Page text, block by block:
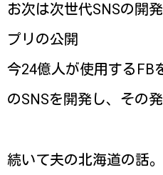
お次は次世代SNSの開
プリの公開
今24億人が使用するFB
のSNSを開発し、その
続いて夫の北海道の話。